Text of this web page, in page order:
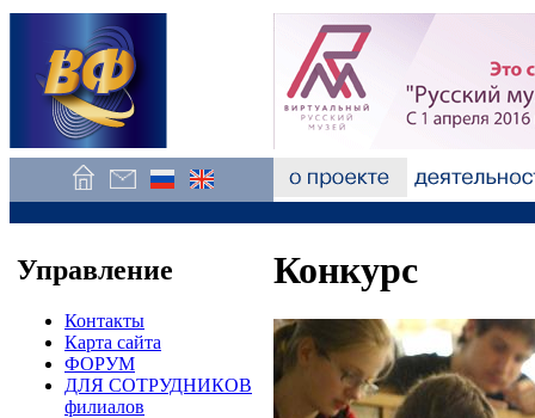
Управление
Контакты
Карта сайта
ФОРУМ
ДЛЯ СОТРУДНИКОВ
филиалов
Конкурс